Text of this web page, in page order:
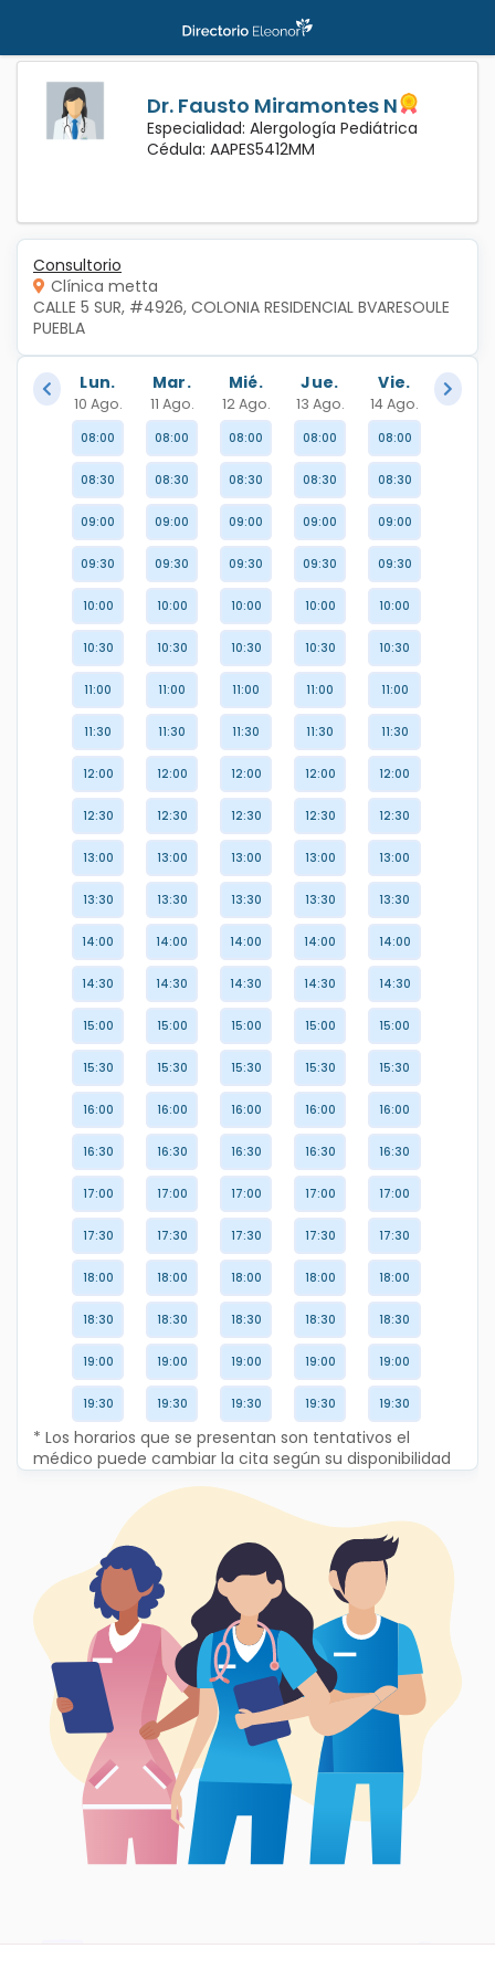
Dr. Fausto Miramontes N
Especialidad: Alergología Pediátrica
Cédula: AAPES5412MM
Consultorio
Clínica metta
CALLE 5 SUR, #4926, COLONIA RESIDENCIAL BVARESOULE
PUEBLA
Lun.
10 Ago.
Mar.
11 Ago.
Mié.
12 Ago.
Jue.
13 Ago.
Vie.
14 Ago.
08:00
08:30
09:00
09:30
10:00
10:30
11:00
11:30
12:00
12:30
13:00
13:30
14:00
14:30
15:00
15:30
16:00
16:30
17:00
17:30
18:00
18:30
19:00
19:30
08:00
08:30
09:00
09:30
10:00
10:30
11:00
11:30
12:00
12:30
13:00
13:30
14:00
14:30
15:00
15:30
16:00
16:30
17:00
17:30
18:00
18:30
19:00
19:30
08:00
08:30
09:00
09:30
10:00
10:30
11:00
11:30
12:00
12:30
13:00
13:30
14:00
14:30
15:00
15:30
16:00
16:30
17:00
17:30
18:00
18:30
19:00
19:30
08:00
08:30
09:00
09:30
10:00
10:30
11:00
11:30
12:00
12:30
13:00
13:30
14:00
14:30
15:00
15:30
16:00
16:30
17:00
17:30
18:00
18:30
19:00
19:30
08:00
08:30
09:00
09:30
10:00
10:30
11:00
11:30
12:00
12:30
13:00
13:30
14:00
14:30
15:00
15:30
16:00
16:30
17:00
17:30
18:00
18:30
19:00
19:30
* Los horarios que se presentan son tentativos el
médico puede cambiar la cita según su disponibilidad